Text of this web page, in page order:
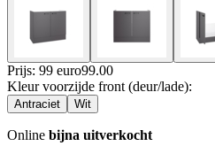
Prijs: 99 euro99.00
Kleur voorzijde front (deur/lade):
Antraciet Wit
Online bijna uitverkocht